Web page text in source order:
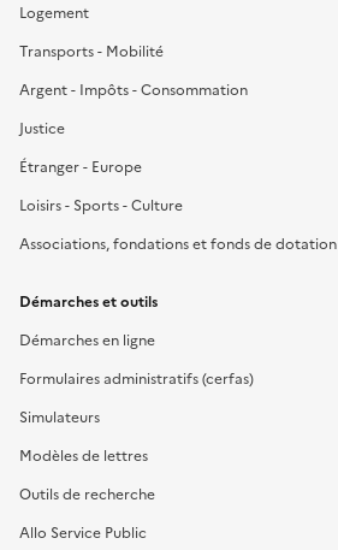
Logement
Transports - Mobilité
Argent - Impôts - Consommation
Justice
Étranger - Europe
Loisirs - Sports - Culture
Associations, fondations et fonds de dotation
Démarches et outils
Démarches en ligne
Formulaires administratifs (cerfas)
Simulateurs
Modèles de lettres
Outils de recherche
Allo Service Public